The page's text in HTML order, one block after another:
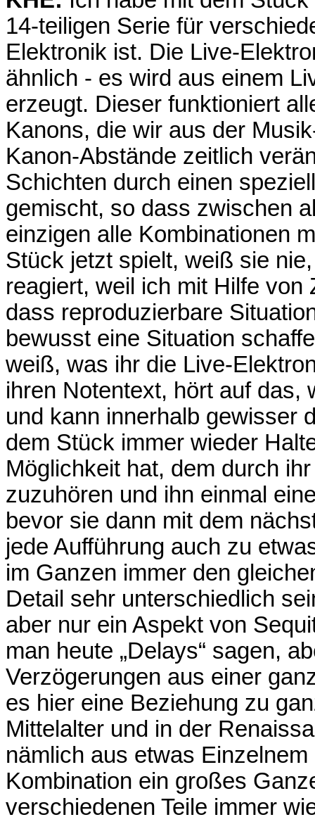
14-teiligen Serie für
Elektronik ist. Die Live-
ähnlich - es wird aus einem
erzeugt. Dieser funktioniert
Kanons, die wir aus der
Kanon-Abstände zeitlich
Schichten durch einen
gemischt, so dass zwischen
einzigen alle Kombinationen
Stück jetzt spielt, weiß sie
reagiert, weil ich mit Hilfe
dass reproduzierbare
bewusst eine Situation
weiß, was ihr die Live-
ihren Notentext, hört auf das,
und kann innerhalb gewisser
dem Stück immer wieder
Möglichkeit hat, dem durch
zuzuhören und ihn einmal
bevor sie dann mit dem
jede Aufführung auch zu
im Ganzen immer den
Detail sehr unterschiedlich
aber nur ein Aspekt von
man heute „Delays“ sagen,
Verzögerungen aus einer
es hier eine Beziehung zu
Mittelalter und in der
nämlich aus etwas
Kombination ein großes
verschiedenen Teile immer